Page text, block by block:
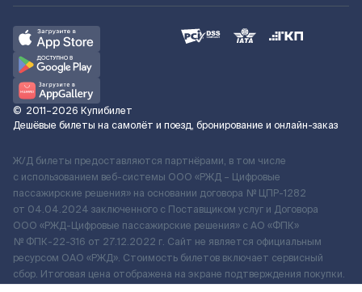
© 2011–2026 Купибилет
Дешёвые билеты на самолёт и поезд, бронирование и онлайн-заказ
Ж/Д билеты предоставляются партнёрами, в том числе
с использованием веб-системы ООО «РЖД – Цифровые
пассажирские решения» на основании договора № ЦПР-1282
от 04.04.2024 заключенного с Поставщиком услуг и Договора
ООО «РЖД-Цифровые пассажирские решения» c АО «ФПК»
№ ФПК-22-316 от 27.12.2022 г. Сайт не является официальным
ресурсом ОАО «РЖД». Стоимость билетов включает сервисный
сбор. Итоговая цена отображена на экране подтверждения покупки.